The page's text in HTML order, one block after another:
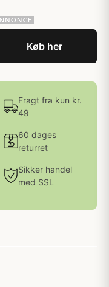
Køb her
Fragt fra kun kr.
49
60 dages
returret
Sikker handel
med SSL